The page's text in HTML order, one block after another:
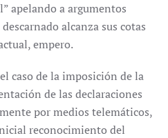
apelando a argumentos
alcanza sus cotas
empero.
caso de la imposición de la
de las declaraciones
por medios telemáticos,
reconocimiento del